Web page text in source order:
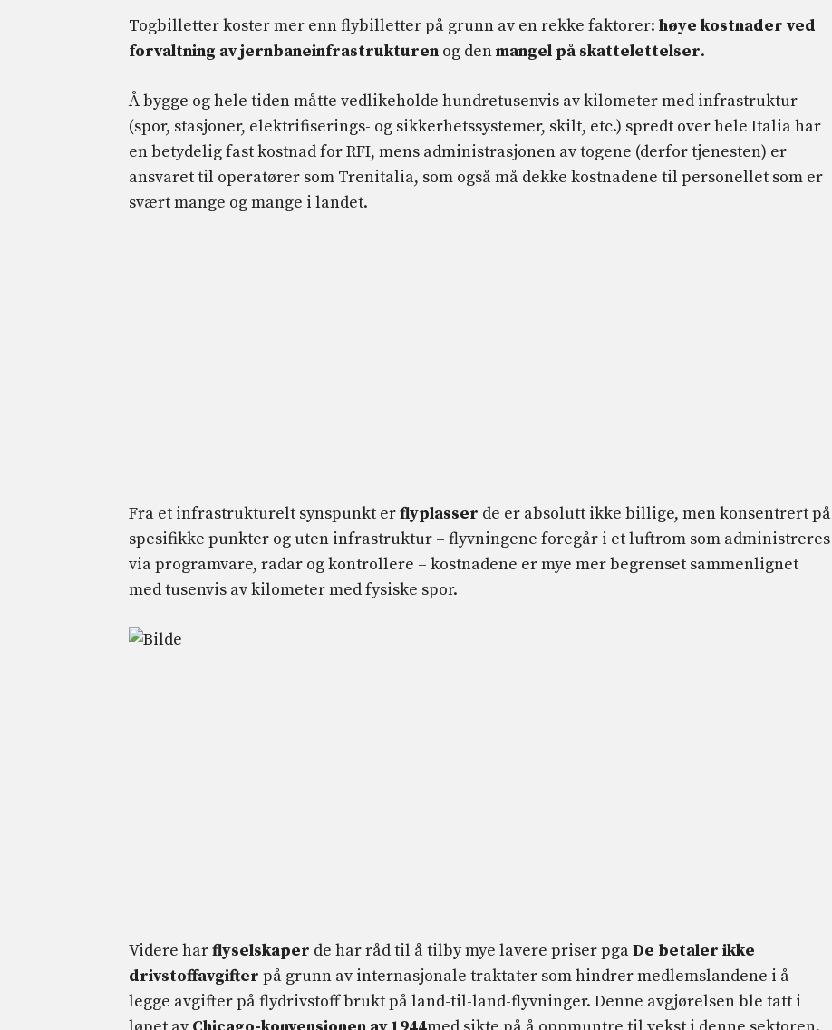
Togbilletter koster mer enn flybilletter på grunn av en rekke faktorer: høye kostnader ved
forvaltning av jernbaneinfrastrukturen og denmangel på skattelettelser.
Å bygge og hele tiden måtte vedlikeholde hundretusenvis av kilometer med infrastruktur
(spor, stasjoner, elektrifiserings- og sikkerhetssystemer, skilt, etc.) spredt over hele Italia har
en betydelig fast kostnad for RFI, mens administrasjonen av togene (derfor tjenesten) er
ansvaret til operatører som Trenitalia, som også må dekke kostnadene til personellet som er
svært mange og mange i landet.
Fra et infrastrukturelt synspunkt erflyplasser de er absolutt ikke billige, men konsentrert på
spesifikke punkter og uten infrastruktur – flyvningene foregår i et luftrom som administreres
via programvare, radar og kontrollere – kostnadene er mye mer begrenset sammenlignet
med tusenvis av kilometer med fysiske spor.
Videre harflyselskaper de har råd til å tilby mye lavere priser pgaDe betaler ikke
drivstoffavgifter på grunn av internasjonale traktater som hindrer medlemslandene i å
legge avgifter på flydrivstoff brukt på land-til-land-flyvninger. Denne avgjørelsen ble tatt i